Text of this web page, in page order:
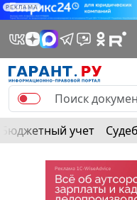
РЕКЛАМА
Бюджетный учет